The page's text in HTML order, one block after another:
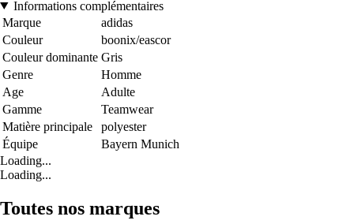
Informations complémentaires
Marque
adidas
Couleur
boonix/eascor
Couleur dominante Gris
Genre
Homme
Age
Adulte
Gamme
Teamwear
Matière principale
polyester
Équipe
Bayern Munich
Loading...
Loading...
Toutes nos marques